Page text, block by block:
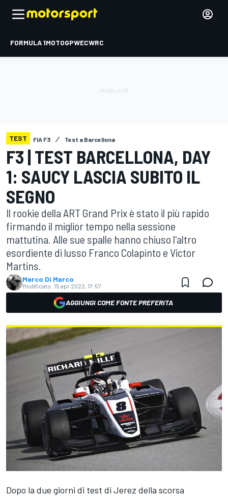
FORMULA 1MOTOGPWECWRC
TEST FIA F3 Test a Barcellona
F3 | TEST BARCELLONA, DAY
1: SAUCY LASCIA SUBITO IL
SEGNO
Il rookie della ART Grand Prix è stato il più rapido
firmando il miglior tempo nella sessione
mattutina. Alle sue spalle hanno chiuso l'altro
esordiente di lusso Franco Colapinto e Victor
Martins.
Marco Di Marco
Modificato: 15 apr 2022, 17:57
AGGIUNGI COME FONTE PREFERITA
Dopo la due giorni di test di Jerez della scorsa